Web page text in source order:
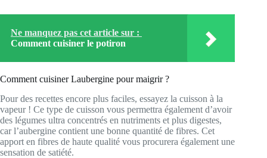
Ne manquez pas cet article sur :
Comment cuisiner le potiron
Comment cuisiner Laubergine pour maigrir ?
Pour des recettes encore plus faciles, essayez la cuisson à la
vapeur ! Ce type de cuisson vous permettra également d’avoir
des légumes ultra concentrés en nutriments et plus digestes,
car l’aubergine contient une bonne quantité de fibres. Cet
apport en fibres de haute qualité vous procurera également une
sensation de satiété.